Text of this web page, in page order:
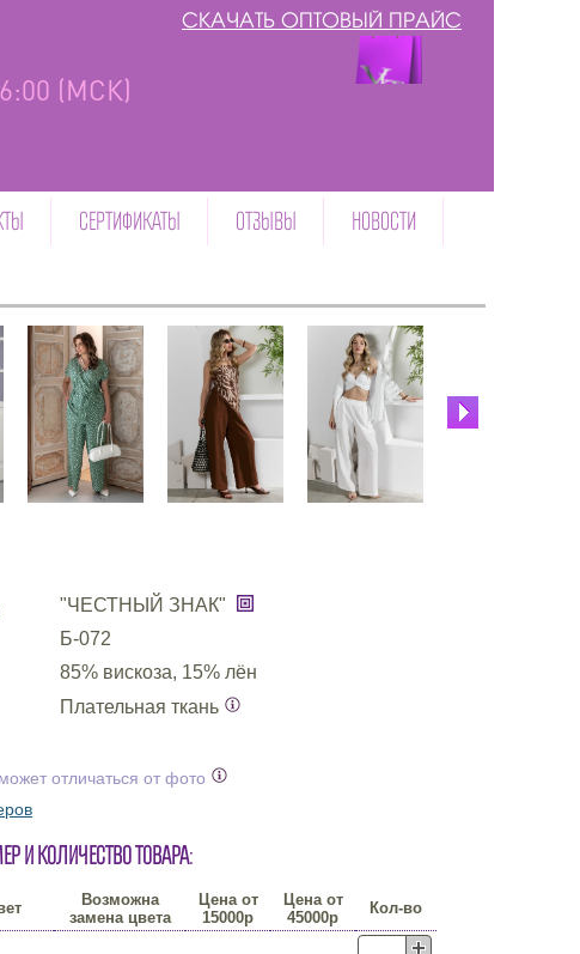
(МСК)
СКАЧАТЬ ОПТОВЫЙ ПРАЙС
СЕРТИФИКАТЫ ОТЗЫВЫ НОВОСТИ
"ЧЕСТНЫЙ ЗНАК"
Б-072
85% вискоза, 15% лён
Плательная ткань
отличаться от фото
и количество товара:
Возможна
замена цвета
Цена от
15000р
Цена от
45000р
Кол-во